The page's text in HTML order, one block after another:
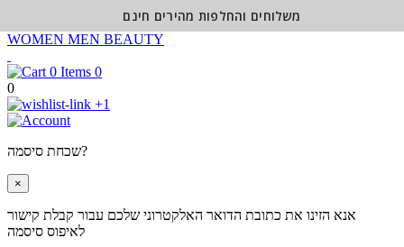
WOMEN MEN BEAUTY
0
0
+1
שכחת סיסמה?
×
אנא הזינו את כתובת הדואר האלקטרוני שלכם עבור קבלת קישור
לאיפוס סיסמה
משלוחים והחלפות מהירים חינם